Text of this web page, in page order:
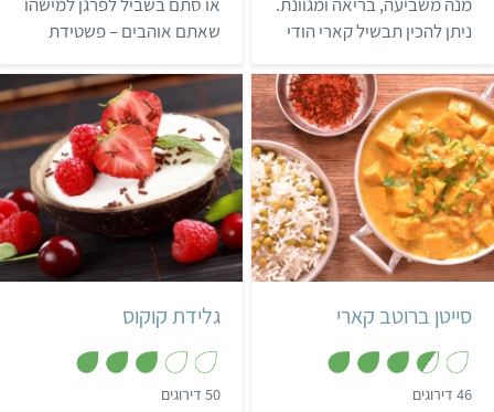
ת
ו
ך
ניתן להכין תבשיל קארי הודי
במטבח, ולרענן את המתכון
עם הצעות הגיוון שלנו.
ת
ו
שאתם אוהבים – פשטידת
ביותר!
קל 40 דקות
3 מנות הודי
סייטן ברוטב קארי
46 דירוגים
קל שעתיים ו-10 דקות
איטלקי
גלידת קוקוס
50 דירוגים